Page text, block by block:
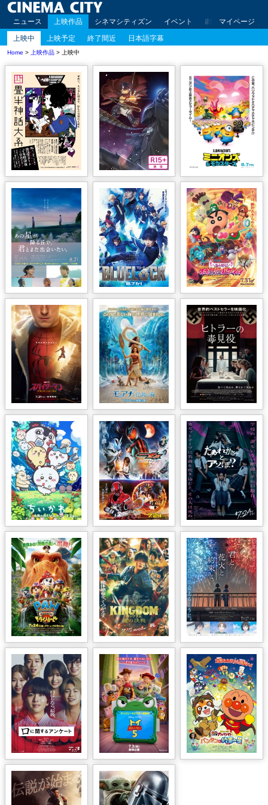
ニュース 上映作品 シネマシティズン イベント 劇場案内 アク
マイページ
上映中
上映予定 終了間近 日本語字幕
Home > 上映作品 > 上映中